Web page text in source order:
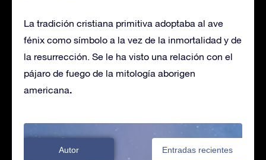
La tradición cristiana primitiva adoptaba al ave
fénix como símbolo a la vez de la inmortalidad y de
la resurrección. Se le ha visto una relación con el
pájaro de fuego de la mitología aborigen
americana.
Autor Entradas recientes